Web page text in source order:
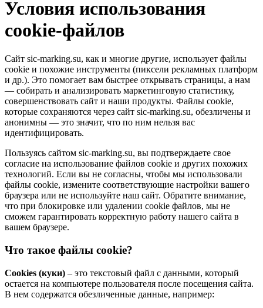
Условия использования
cookie-файлов
Сайт sic-marking.su, как и многие другие, использует файлы
cookie и похожие инструменты (пиксели рекламных платформ
и др.). Это помогает вам быстрее открывать страницы, а нам
— собирать и анализировать маркетинговую статистику,
совершенствовать сайт и наши продукты. Файлы сookie,
которые сохраняются через сайт sic-marking.su, обезличены и
анонимны — это значит, что по ним нельзя вас
идентифицировать.
Пользуясь сайтом sic-marking.su, вы подтверждаете свое
согласие на использование файлов cookie и других похожих
технологий. Если вы не согласны, чтобы мы использовали
файлы cookie, измените соответствующие настройки вашего
браузера или не используйте наш сайт. Обратите внимание,
что при блокировке или удалении cookie файлов, мы не
сможем гарантировать корректную работу нашего сайта в
вашем браузере.
Что такое файлы cookie?
Cookies (куки) – это текстовый файл с данными, который
остается на компьютере пользователя после посещения сайта.
В нем содержатся обезличенные данные, например: